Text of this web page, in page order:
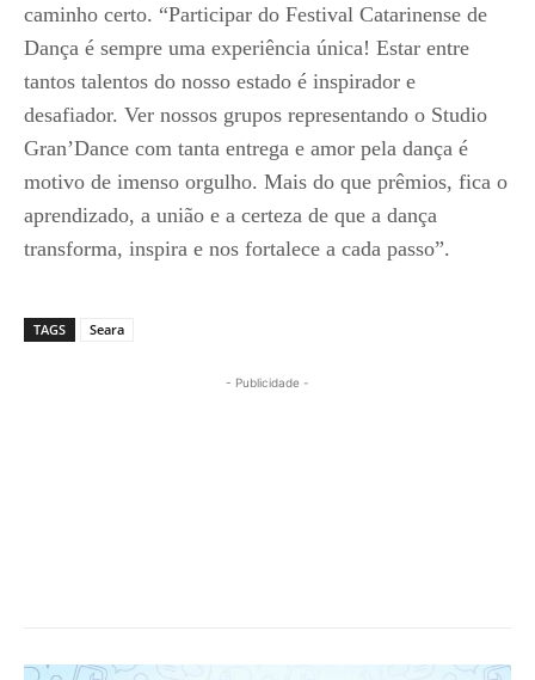
caminho certo. “Participar do Festival Catarinense de
Dança é sempre uma experiência única! Estar entre
tantos talentos do nosso estado é inspirador e
desafiador. Ver nossos grupos representando o Studio
Gran’Dance com tanta entrega e amor pela dança é
motivo de imenso orgulho. Mais do que prêmios, fica o
aprendizado, a união e a certeza de que a dança
transforma, inspira e nos fortalece a cada passo”.
TAGS Seara
- Publicidade -